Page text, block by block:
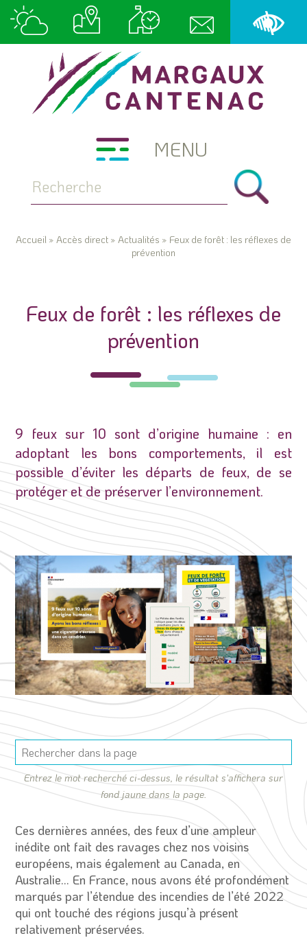
MENU
Accueil» Accès direct» Actualités » Feux de forêt : les réflexes de
prévention
Feux de forêt : les réflexes de
prévention
9 feux sur 10 sont d’origine humaine : en
adoptant les bons comportements, il est
possible d’éviter les départs de feux, de se
protéger et de préserver l’environnement.͏‌ ͏‌ ͏‌ ͏‌ ͏‌ ͏‌ ͏
Entrez le mot recherché ci-dessus, le résultat s'affichera sur
fond jaune dans la page.
Ces dernières années, des feux d’une ampleur
inédite ont fait des ravages chez nos voisins
européens, mais également au Canada, en
Australie… En France, nous avons été profondément
marqués par l’étendue des incendies de l’été 2022
qui ont touché des régions jusqu’à présent
relativement préservées.